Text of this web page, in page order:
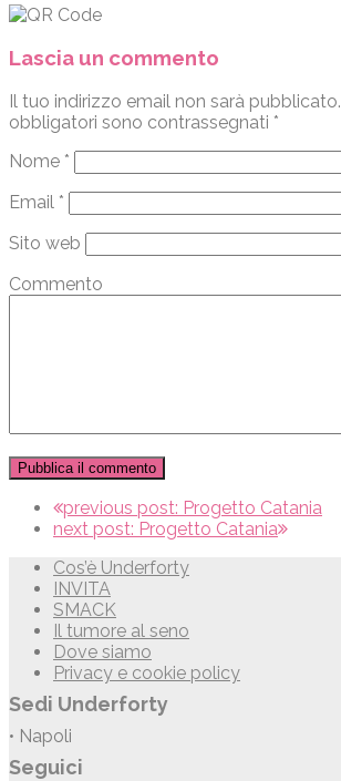
Lascia un commento
Il tuo indirizzo email non sarà pubblicato.
obbligatori sono contrassegnati *
Nome *
Email *
Sito web
Commento
previous post: Progetto Catania
next post: Progetto Catania
Cos’è Underforty
INVITA
SMACK
Il tumore al seno
Dove siamo
Privacy e cookie policy
Sedi Underforty
• Napoli
Seguici